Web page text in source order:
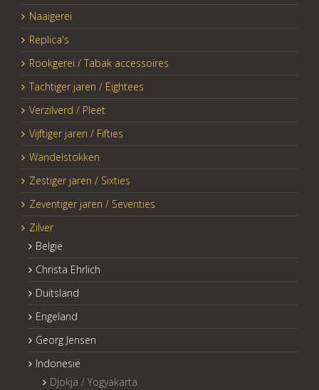
Naaigerei
Replica's
Rookgerei / Tabak accessoires
Tachtiger jaren / Eightees
Verzilverd / Pleet
Vijftiger jaren / Fifties
Wandelstokken
Zestiger jaren / Sixties
Zeventiger jaren / Seventies
Zilver
België
Christa Ehrlich
Duitsland
Engeland
Georg Jensen
Indonesië
Djokja / Yogyakarta